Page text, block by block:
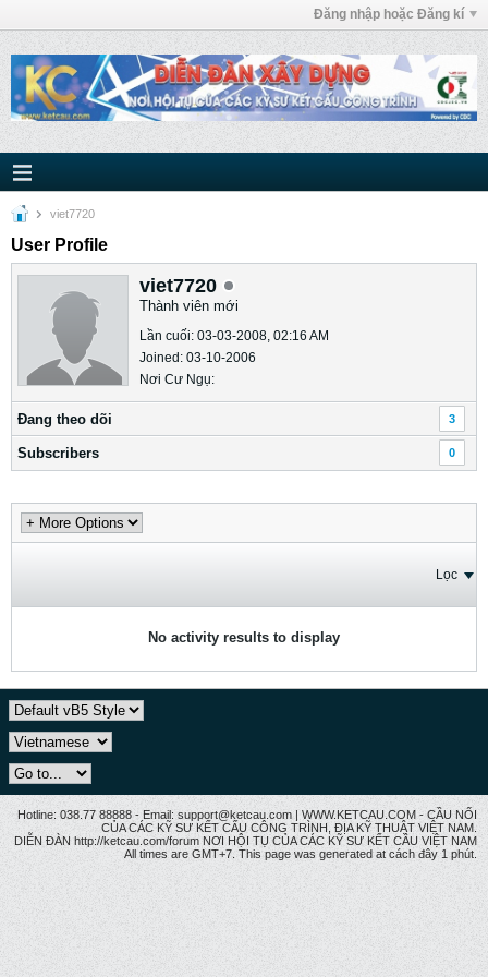
Đăng nhập hoặc Đăng kí
viet7720
User Profile
viet7720
Thành viên mới
Lần cuối: 03-03-2008, 02:16 AM
Joined: 03-10-2006
Nơi Cư Ngụ:
Ðang theo dõi 3
Subscribers 0
Lọc
No activity results to display
Hotline: 038.77 88888 - Email: support@ketcau.com | WWW.KETCAU.COM - CẦU NỐI
CỦA CÁC KỸ SƯ KẾT CẤU CÔNG TRÌNH, ĐỊA KỸ THUẬT VIỆT NAM.
DIỄN ĐÀN http://ketcau.com/forum NƠI HỘI TỤ CỦA CÁC KỸ SƯ KẾT CÂU VIỆT NAM
All times are GMT+7. This page was generated at cách đây 1 phút.